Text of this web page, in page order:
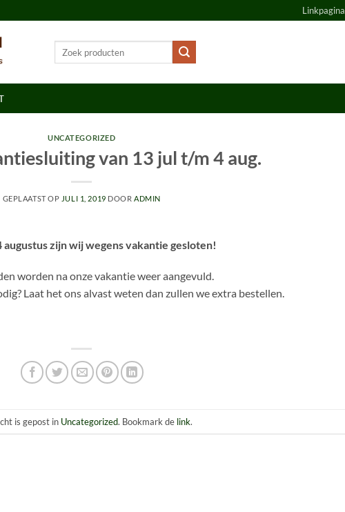
Linkpagina
UNCATEGORIZED
van 13 jul t/m 4 aug.
GEPLAATST OP JULI 1, 2019 DOOR ADMIN
augustus zijn wij wegens vakantie gesloten!
worden na onze vakantie weer aangevuld.
Laat het ons alvast weten dan zullen we extra bestellen.
is gepost in Uncategorized. Bookmark de link.